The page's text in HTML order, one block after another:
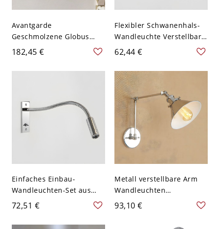
Avantgarde
Geschmolzene Globus
Wandleuchte,
Skulpturales
Umgebungsakzentlicht -
182,45 €
Flexibler Schwanenhals-
Wandleuchte Verstellbare
LED-Leselampe für
Schlafzimmer - 110V-120V
Chrom Weißlicht
62,44 €
Einfaches Einbau-
Wandleuchten-Set aus
Metall für Schlafzimmer-
Leselampe - 110V-120V
Chrom
72,51 €
Metall verstellbare Arm
Wandleuchten
Industriestil 1-flammige
Wandleuchte - 110V-120V
93,10 €